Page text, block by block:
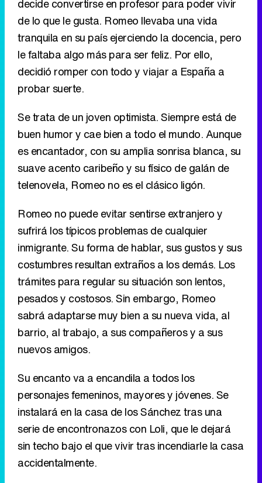
decide convertirse en profesor para poder vivir
de lo que le gusta. Romeo llevaba una vida
tranquila en su país ejerciendo la docencia, pero
le faltaba algo más para ser feliz. Por ello,
decidió romper con todo y viajar a España a
probar suerte.
Se trata de un joven optimista. Siempre está de
buen humor y cae bien a todo el mundo. Aunque
es encantador, con su amplia sonrisa blanca, su
suave acento caribeño y su físico de galán de
telenovela, Romeo no es el clásico ligón.
Romeo no puede evitar sentirse extranjero y
sufrirá los típicos problemas de cualquier
inmigrante. Su forma de hablar, sus gustos y sus
costumbres resultan extraños a los demás. Los
trámites para regular su situación son lentos,
pesados y costosos. Sin embargo, Romeo
sabrá adaptarse muy bien a su nueva vida, al
barrio, al trabajo, a sus compañeros y a sus
nuevos amigos.
Su encanto va a encandila a todos los
personajes femeninos, mayores y jóvenes. Se
instalará en la casa de los Sánchez tras una
serie de encontronazos con Loli, que le dejará
sin techo bajo el que vivir tras incendiarle la casa
accidentalmente.